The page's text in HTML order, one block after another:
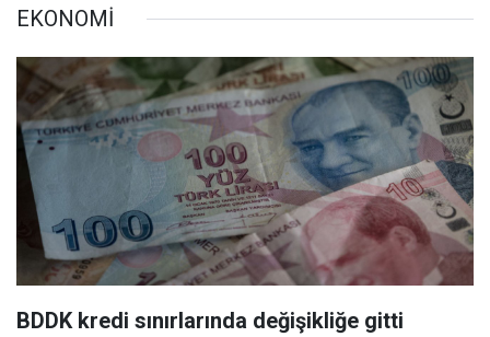
EKONOMİ
BDDK kredi sınırlarında değişikliğe gitti